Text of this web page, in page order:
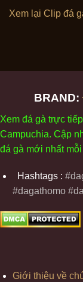
Xem lại Clip đá
BRAND:
Xem đá gà trực
Campuchia. Cập
đá gà mới nhất mỗi
Hashtags :
#dagathomo
Giới thiệu về